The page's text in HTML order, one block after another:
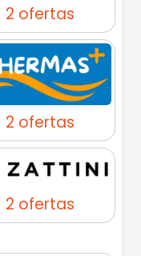
2 ofertas
2 ofertas
2 ofertas